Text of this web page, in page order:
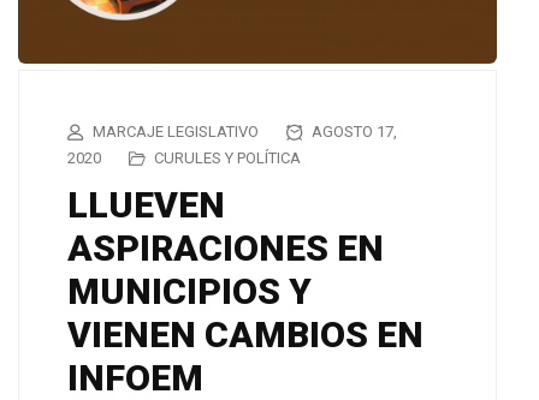
MARCAJE LEGISLATIVO
AGOSTO 17,
2020
CURULES Y POLÍTICA
LLUEVEN
ASPIRACIONES EN
MUNICIPIOS Y
VIENEN CAMBIOS EN
INFOEM